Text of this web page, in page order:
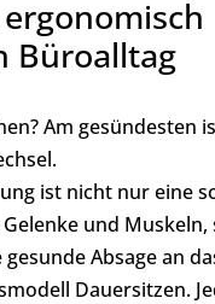
Büroalltag
Am gesündesten
ist nicht nur eine
und Muskeln,
Absage an
Dauersitzen.